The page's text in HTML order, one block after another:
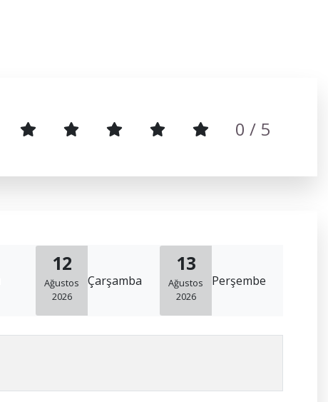
0 / 5
12
Ağustos
2026
Çarşamba
13
Ağustos
2026
Perşembe